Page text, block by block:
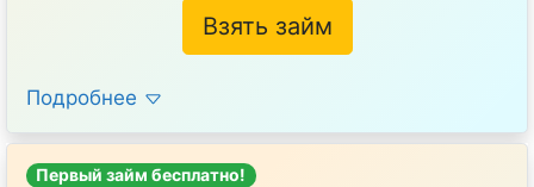
Взять займ
Подробнее
Первый займ бесплатно!